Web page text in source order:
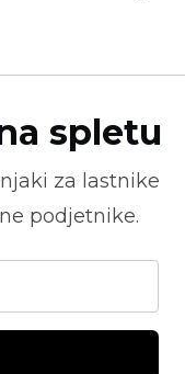
spletu
za lastnike
podjetnike.